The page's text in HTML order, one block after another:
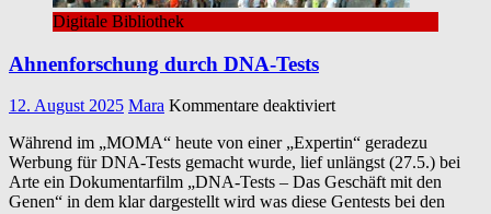
Digitale Bibliothek
Ahnenforschung durch DNA-Tests
12. August 2025 Mara Kommentare deaktiviertfür
durch
DNA-
Tests
Während im „MOMA“ heute von einer „Expertin“ geradezu
Werbung für DNA-Tests gemacht wurde, lief unlängst (27.5.) bei
Arte ein Dokumentarfilm „DNA-Tests – Das Geschäft mit den
Genen“ in dem klar dargestellt wird was diese Gentests bei den